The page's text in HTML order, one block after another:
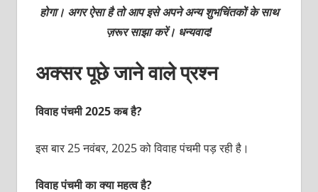
होगा। अगर ऐसा है तो आप इसे अपने अन्य शुभचिंतकों के साथ
ज़रूर साझा करें। धन्यवाद!
अक्‍सर पूछे जाने वाले प्रश्‍न
विवाह पंचमी 2025 कब है?
इस बार 25 नवंबर, 2025 को विवाह पंचमी पड़ रही है।
विवाह पंचमी का क्‍या महत्‍व है?